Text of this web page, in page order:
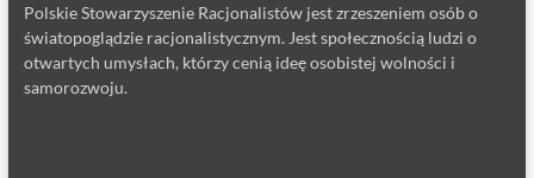
Polskie Stowarzyszenie Racjonalistów jest zrzeszeniem osób o
światopoglądzie racjonalistycznym. Jest społecznością ludzi o
otwartych umysłach, którzy cenią ideę osobistej wolności i
samorozwoju.